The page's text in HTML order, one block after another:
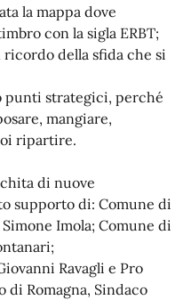
la mappa dove
con la sigla ERBT;
della sfida che si
punti strategici, perché
mangiare,
ripartire.
di nuove
supporto di: Comune di
Imola; Comune di
Ravagli e Pro
di Romagna, Sindaco